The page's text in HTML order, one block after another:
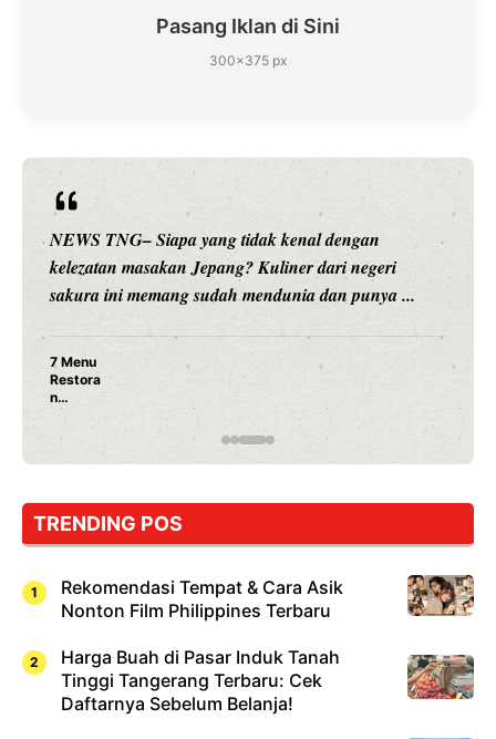
Pasang Iklan di Sini
300×375 px
NEWS TNG– Siapa sangka, dua nama besar di dunia
hiburan, Nunung Srimulat dan Vicky Prasetyo, kini
merambah dunia kuliner dengan ...
Nunung Srimulat & Vicky Prasetyo Buka Restoran
Rahasia Mami Bikin Nagih!
TRENDING POS
Rekomendasi Tempat & Cara Asik
Nonton Film Philippines Terbaru
Harga Buah di Pasar Induk Tanah
Tinggi Tangerang Terbaru: Cek
Daftarnya Sebelum Belanja!